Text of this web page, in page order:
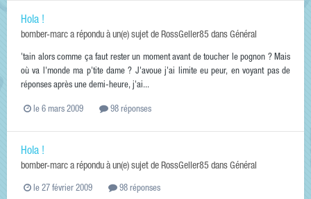
Hola !
bomber-marc a répondu à un(e) sujet de RossGeller85 dans Général
'tain alors comme ça faut rester un moment avant de toucher le pognon ? Mais
où va l'monde ma p'tite dame ? J'avoue j'ai limite eu peur, en voyant pas de
réponses après une demi-heure, j'ai...
le 6 mars 2009 98 réponses
Hola !
bomber-marc a répondu à un(e) sujet de RossGeller85 dans Général
le 27 février 2009 98 réponses